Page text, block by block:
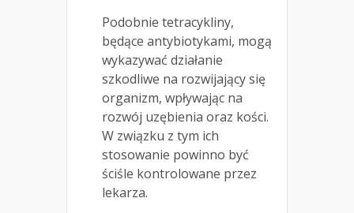
Podobnie tetracykliny,
będące antybiotykami, mogą
wykazywać działanie
szkodliwe na rozwijający się
organizm, wpływając na
rozwój uzębienia oraz kości.
W związku z tym ich
stosowanie powinno być
ściśle kontrolowane przez
lekarza.